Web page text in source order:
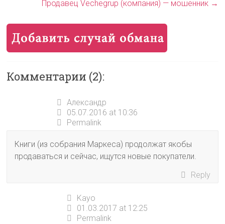
Продавец Vechegrup (компания) — мошенник →
Комментарии (2):
Александр
05.07.2016 at 10:36
Permalink
Книги (из собрания Маркеса) продолжат якобы
продаваться и сейчас, ищутся новые покупатели.
Reply
Kayo
01.03.2017 at 12:25
Permalink